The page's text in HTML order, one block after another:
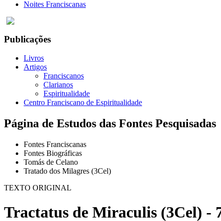
Noites Franciscanas
Publicações
Livros
Artigos
Franciscanos
Clarianos
Espiritualidade
Centro Franciscano de Espiritualidade
Página de Estudos das Fontes Pesquisadas
Fontes Franciscanas
Fontes Biográficas
Tomás de Celano
Tratado dos Milagres (3Cel)
TEXTO ORIGINAL
Tractatus de Miraculis (3Cel) -